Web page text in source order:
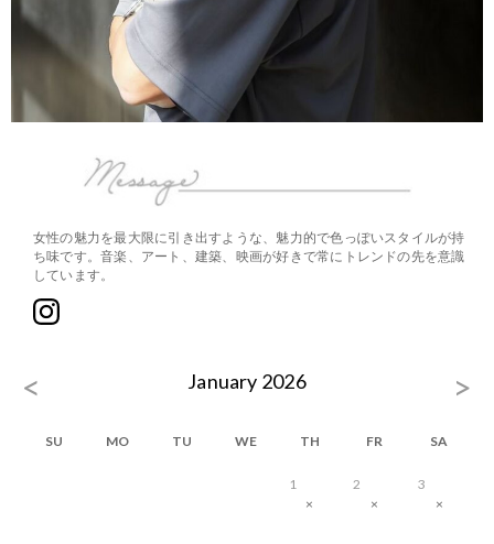
女性の魅力を最大限に引き出すような、魅力的で色っぽいスタイルが持
ち味です。音楽、アート、建築、映画が好きで常にトレンドの先を意識
しています。
< >
January 2026
SU MO TU WE TH FR SA
1
×
2
×
3
×